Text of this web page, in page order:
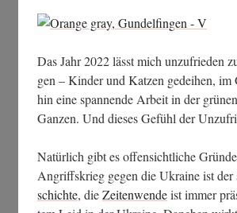
Das Jahr 2022 lässt mich unzu­frie­den
gen – Kin­der und Kat­zen gedei­hen,
hin eine span­nen­de Arbeit in der
Gan­zen. Und die­ses Gefühl der
Natür­lich gibt es offen­sicht­li­che
Angriffs­krieg gegen die Ukrai­ne ist der
schich­te, dieZei­ten­wen­deist immer